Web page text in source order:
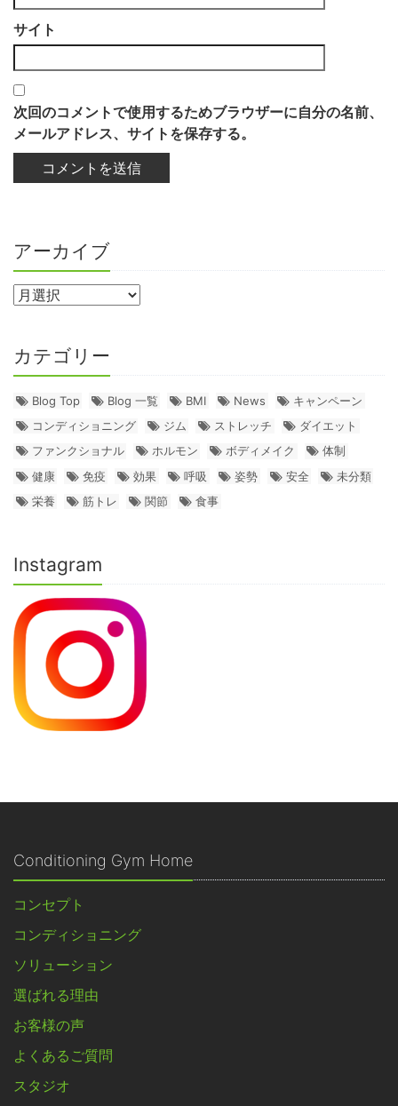
サイト
次回のコメントで使用するためブラウザーに自分の名前、
メールアドレス、サイトを保存する。
アーカイブ
カテゴリー
Blog Top Blog 一覧 BMI News
キャンペーン
コンディショニング
ジム ストレッチ
ダイエット
ファンクショナル
ホルモン ボディメイク
体制
健康
免疫 効果 呼吸 姿勢 安全
未分類
栄養
筋トレ 関節 食事
Instagram
Conditioning Gym Home
コンセプト
コンディショニング
ソリューション
選ばれる理由
お客様の声
よくあるご質問
スタジオ